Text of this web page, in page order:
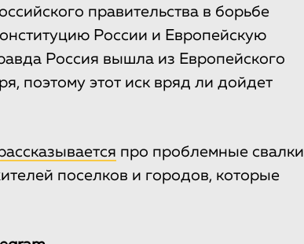
правительства в борьбе
России и Европейскую
Россия вышла из Европейского
поэтому этот иск вряд ли дойдет
про проблемные свалки
поселков и городов, которые